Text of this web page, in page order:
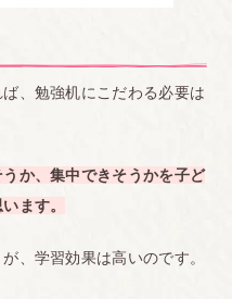
、勉強机にこだわる必要は
か、集中できそうかを子ど
ます。
、学習効果は高いのです。